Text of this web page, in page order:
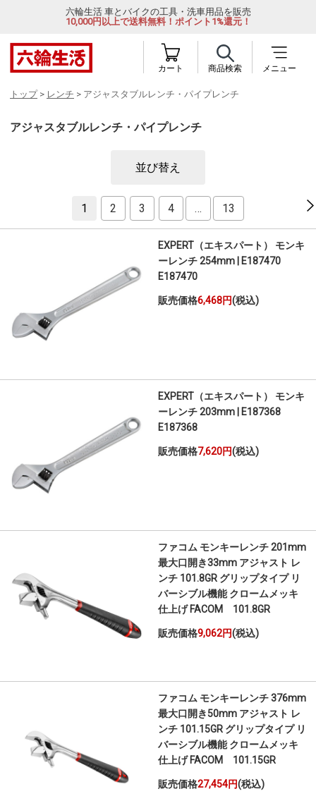
六輪生活 車とバイクの工具・洗車用品を販売
10,000円以上で送料無料！ポイント1%還元！
カート 商品検索 メニュー
トップ> レンチ > アジャスタブルレンチ・パイプレンチ
アジャスタブルレンチ・パイプレンチ
並び替え
1 2 3 4 … 13
EXPERT（エキスパート） モンキ
ーレンチ 254mm | E187470
E187470
販売価格6,468円(税込)
EXPERT（エキスパート） モンキ
ーレンチ 203mm | E187368
E187368
販売価格7,620円(税込)
ファコム モンキーレンチ 201mm
最大口開き33mm アジャスト レ
ンチ 101.8GR グリップタイプ リ
バーシブル機能 クロームメッキ
仕上げ FACOM 101.8GR
販売価格9,062円(税込)
ファコム モンキーレンチ 376mm
最大口開き50mm アジャスト レ
ンチ 101.15GR グリップタイプ リ
バーシブル機能 クロームメッキ
仕上げ FACOM 101.15GR
販売価格27,454円(税込)